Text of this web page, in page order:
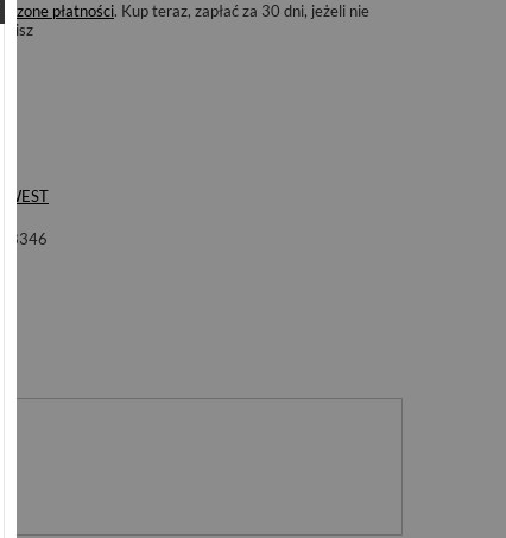
płatności. Kup teraz, zapłać za 30 dni, jeżeli nie
S'WEST
B8346